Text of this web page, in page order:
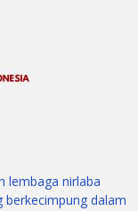
lembaga nirlaba
berkecimpung dalam